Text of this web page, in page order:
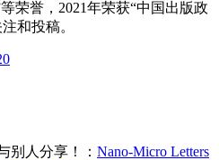
荣誉，2021年荣获“中国出版政
和投稿。
别人分享！： Nano-Micro Letters